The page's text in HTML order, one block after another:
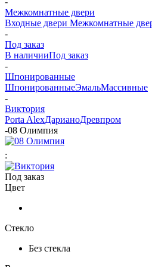
Межкомнатные двери
Входные двери Межкомнатные
-
Под заказ
В наличииПод заказ
-
Шпонированные
ШпонированныеЭмальМассивные
-
Виктория
Porta AlexДарианоДревпром
-08 Олимпия
:
Под заказ
Цвет
Стекло
Без стекла